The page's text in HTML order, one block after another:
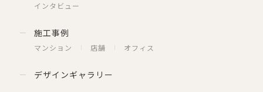
インタビュー
施工事例
マンション 店舗 オフィス
デザインギャラリー